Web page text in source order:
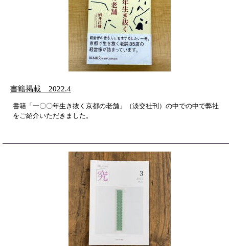
書籍掲載 2022.4
書籍「一〇〇年生き抜く京都の老舗」（淡交社刊）の中での中で弊社
をご紹介いただきました。